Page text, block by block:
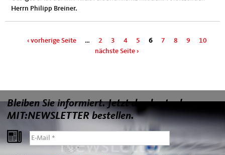
Herrn Philipp Breiner.
Seiten‹ vorherige Seite … 2 3 4 5 6 7 8 9
10
nächste Seite ›
Bleiben Sie informiert. Jetzt den kostenlosen
MIT:NEWSLETTER bestellen.
E-Mail